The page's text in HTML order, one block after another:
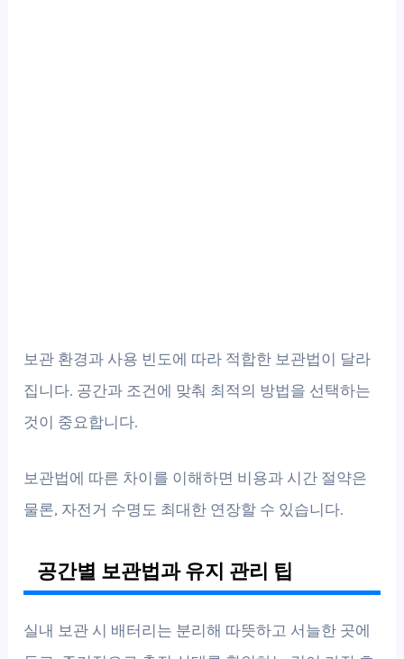
보관 환경과 사용 빈도에 따라 적합한 보관법이 달라
집니다. 공간과 조건에 맞춰 최적의 방법을 선택하는
것이 중요합니다.
보관법에 따른 차이를 이해하면 비용과 시간 절약은
물론, 자전거 수명도 최대한 연장할 수 있습니다.
공간별 보관법과 유지 관리 팁
실내 보관 시 배터리는 분리해 따뜻하고 서늘한 곳에